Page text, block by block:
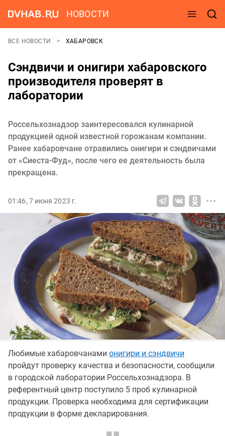
НОВОСТИ
ВСЕ НОВОСТИ ХАБАРОВСК
Сэндвичи и онигири хабаровского
производителя проверят в
лаборатории
Россельхознадзор заинтересовался кулинарной
продукцией одной известной горожанам компании.
Ранее хабаровчане отравились онигири и сэндвичами
от «Сиеста-Фуд», после чего ее деятельность была
прекращена.
01:46, 7 июня 2023 г.
Любимые хабаровчанами онигири и сэндвичи
пройдут проверку качества и безопасности, сообщили
в городской лаборатории Россельхознадзора. В
референтный центр поступило 5 проб кулинарной
продукции. Проверка необходима для сертификации
продукции в форме декларирования.